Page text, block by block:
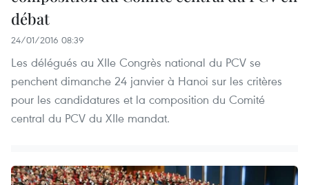
débat
24/01/2016 08:39
Les délégués au XIIe Congrès national du PCV se
penchent dimanche 24 janvier à Hanoi sur les critères
pour les candidatures et la composition du Comité
central du PCV du XIIe mandat​.